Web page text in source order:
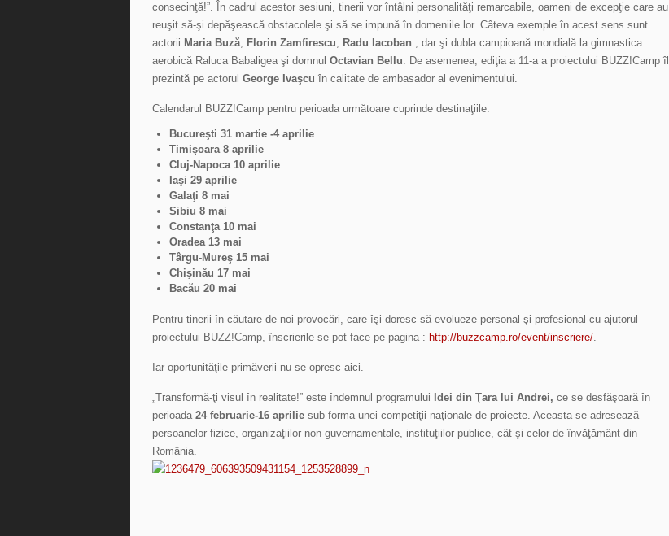
consecinţă!”. În cadrul acestor sesiuni, tinerii vor întâlni personalităţi remarcabile, oameni de excepţie care au
reuşit să-şi depăşească obstacolele şi să se impună în domeniile lor. Câteva exemple în acest sens sunt
actorii Maria Buză, Florin Zamfirescu, Radu Iacoban , dar şi dubla campioană mondială la gimnastica
aerobică Raluca Babaligea şi domnul Octavian Bellu. De asemenea, ediţia a 11-a a proiectului BUZZ!Camp îl
prezintă pe actorul George Ivaşcu în calitate de ambasador al evenimentului.
Calendarul BUZZ!Camp pentru perioada următoare cuprinde destinaţiile:
Bucureşti 31 martie -4 aprilie
Timişoara 8 aprilie
Cluj-Napoca 10 aprilie
Iaşi 29 aprilie
Galaţi 8 mai
Sibiu 8 mai
Constanţa 10 mai
Oradea 13 mai
Târgu-Mureş 15 mai
Chişinău 17 mai
Bacău 20 mai
Pentru tinerii în căutare de noi provocări, care îşi doresc să evolueze personal şi profesional cu ajutorul
proiectului BUZZ!Camp, înscrierile se pot face pe pagina : http://buzzcamp.ro/event/inscriere/.
Iar oportunităţile primăverii nu se opresc aici.
„Transformă-ţi visul în realitate!” este îndemnul programului Idei din Ţara lui Andrei, ce se desfăşoară în
perioada 24 februarie-16 aprilie sub forma unei competiţii naţionale de proiecte. Aceasta se adresează
persoanelor fizice, organizaţiilor non-guvernamentale, instituţiilor publice, cât şi celor de învăţământ din
România.